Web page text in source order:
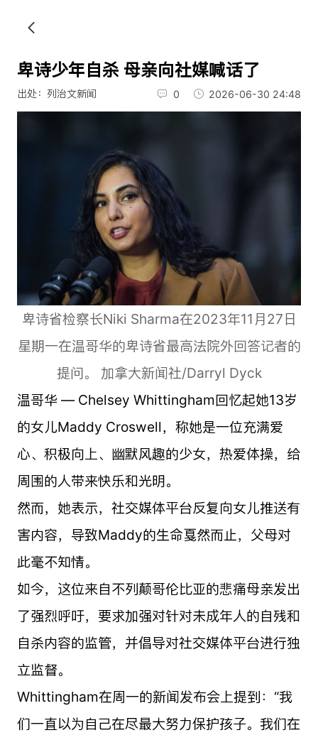
卑诗少年自杀 母亲向社媒喊话了
出处：列治文新闻 0 2026-06-30 24:48
卑诗省检察长Niki Sharma在2023年11月27日
星期一在温哥华的卑诗省最高法院外回答记者的
提问。 加拿大新闻社/Darryl Dyck
温哥华 — Chelsey Whittingham回忆起她13岁
的女儿Maddy Croswell，称她是一位充满爱
心、积极向上、幽默风趣的少女，热爱体操，给
周围的人带来快乐和光明。
然而，她表示，社交媒体平台反复向女儿推送有
害内容，导致Maddy的生命戛然而止，父母对
此毫不知情。
如今，这位来自不列颠哥伦比亚的悲痛母亲发出
了强烈呼吁，要求加强对针对未成年人的自残和
自杀内容的监管，并倡导对社交媒体平台进行独
立监督。
Whittingham在周一的新闻发布会上提到：“我
们一直以为自己在尽最大努力保护孩子。我们在